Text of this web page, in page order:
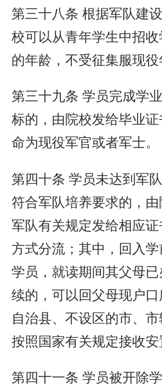
第三十八条 根据军队建
校可以从青年学生中招
的年龄，不受征集服现役
第三十九条 学员完成学
标的，由院校发给毕业
命为现役军官或者军士。
第四十条 学员未达到军
符合军队培养要求的，
军队有关规定发给相应
方式分流；其中，回入
学员，就读期间其父母
续的，可以回父母现户口
自治县、不设区的市、
按照国家有关规定接收安
第四十一条 学员被开除